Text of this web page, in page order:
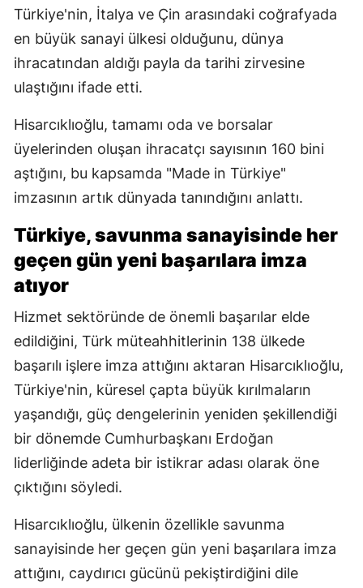
Türkiye'nin, İtalya ve Çin arasındaki coğrafyada
en büyük sanayi ülkesi olduğunu, dünya
ihracatından aldığı payla da tarihi zirvesine
ulaştığını ifade etti.
Hisarcıklıoğlu, tamamı oda ve borsalar
üyelerinden oluşan ihracatçı sayısının 160 bini
aştığını, bu kapsamda "Made in Türkiye"
imzasının artık dünyada tanındığını anlattı.
Türkiye, savunma sanayisinde her
geçen gün yeni başarılara imza
atıyor
Hizmet sektöründe de önemli başarılar elde
edildiğini, Türk müteahhitlerinin 138 ülkede
başarılı işlere imza attığını aktaran Hisarcıklıoğlu,
Türkiye'nin, küresel çapta büyük kırılmaların
yaşandığı, güç dengelerinin yeniden şekillendiği
bir dönemde Cumhurbaşkanı Erdoğan
liderliğinde adeta bir istikrar adası olarak öne
çıktığını söyledi.
Hisarcıklıoğlu, ülkenin özellikle savunma
sanayisinde her geçen gün yeni başarılara imza
attığını, caydırıcı gücünü pekiştirdiğini dile